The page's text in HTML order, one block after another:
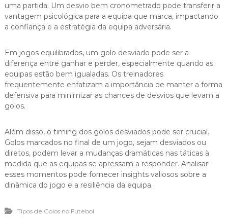
uma partida. Um desvio bem cronometrado pode transferir a
vantagem psicológica para a equipa que marca, impactando
a confiança e a estratégia da equipa adversária.
Em jogos equilibrados, um golo desviado pode ser a
diferença entre ganhar e perder, especialmente quando as
equipas estão bem igualadas. Os treinadores
frequentemente enfatizam a importância de manter a forma
defensiva para minimizar as chances de desvios que levam a
golos.
Além disso, o timing dos golos desviados pode ser crucial.
Golos marcados no final de um jogo, sejam desviados ou
diretos, podem levar a mudanças dramáticas nas táticas à
medida que as equipas se apressam a responder. Analisar
esses momentos pode fornecer insights valiosos sobre a
dinâmica do jogo e a resiliência da equipa.
Tipos de Golos no Futebol